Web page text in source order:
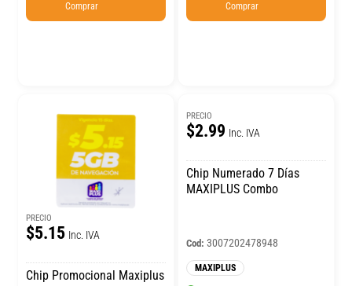
Comprar Comprar
PRECIO
$5.15 Inc. IVA
Chip Promocional Maxiplus
PRECIO
$2.99 Inc. IVA
Chip Numerado 7 Días
MAXIPLUS Combo
Cod: 3007202478948
MAXIPLUS